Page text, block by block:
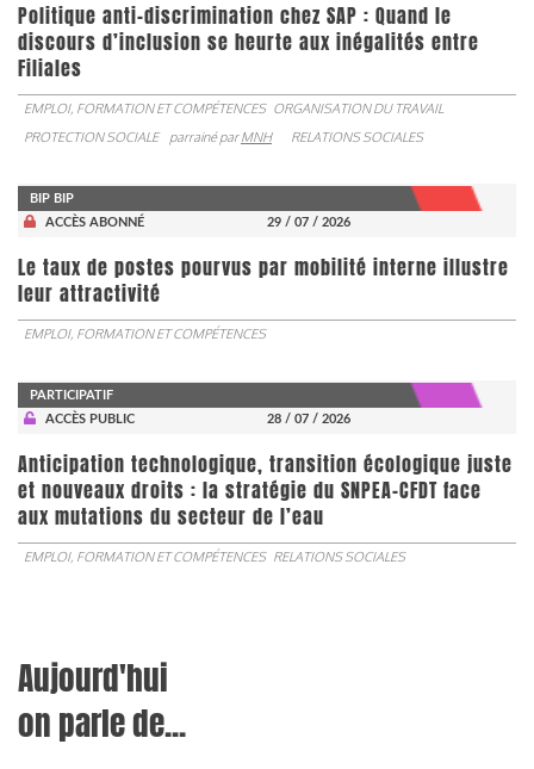
Politique anti-discrimination chez SAP : Quand le
discours d’inclusion se heurte aux inégalités entre
Filiales
EMPLOI, FORMATION ET COMPÉTENCES ORGANISATION DU TRAVAIL
PROTECTION SOCIALE
parrainé parMNH RELATIONS SOCIALES
BIP BIP
ACCÈS ABONNÉ
29 / 07 / 2026
Le taux de postes pourvus par mobilité interne illustre
leur attractivité
EMPLOI, FORMATION ET COMPÉTENCES
PARTICIPATIF
ACCÈS PUBLIC
28 / 07 / 2026
Anticipation technologique, transition écologique juste
et nouveaux droits : la stratégie du SNPEA-CFDT face
aux mutations du secteur de l’eau
EMPLOI, FORMATION ET COMPÉTENCES RELATIONS SOCIALES
Aujourd'hui
on parle de...